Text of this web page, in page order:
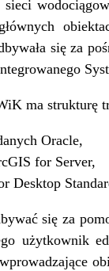
się za
ma strukturę
Oracle,
for Server,
Desktop
się za
użytkownik